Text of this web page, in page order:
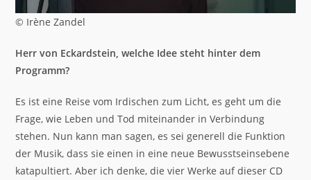
© Irène Zandel
Herr von Eckardstein, welche Idee steht hinter dem
Programm?
Es ist eine Reise vom Irdischen zum Licht, es geht um die
Frage, wie Leben und Tod miteinander in Verbindung
stehen. Nun kann man sagen, es sei generell die Funktion
der Musik, dass sie einen in eine neue Bewusstseinsebene
katapultiert. Aber ich denke, die vier Werke auf dieser CD